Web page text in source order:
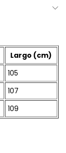
Largo (cm)
105
107
109